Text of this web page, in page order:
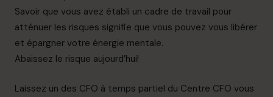
Savoir que vous avez établi un cadre de travail pour
atténuer les risques signifie que vous pouvez vous libérer
et épargner votre énergie mentale.
Abaissez le risque aujourd’hui!
Laissez un des CFO à temps partiel du Centre CFO vous